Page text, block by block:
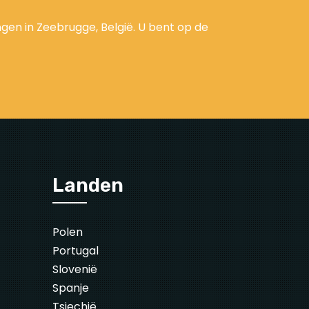
in Zeebrugge, België. U bent op de
Landen
Polen
Portugal
Slovenië
Spanje